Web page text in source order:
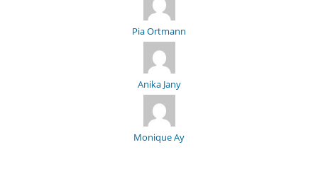
Pia Ortmann
Anika Jany
Monique Ay